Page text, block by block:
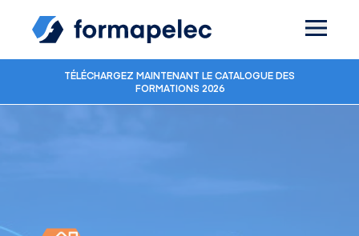
TÉLÉCHARGEZ MAINTENANT LE CATALOGUE DES
FORMATIONS 2026